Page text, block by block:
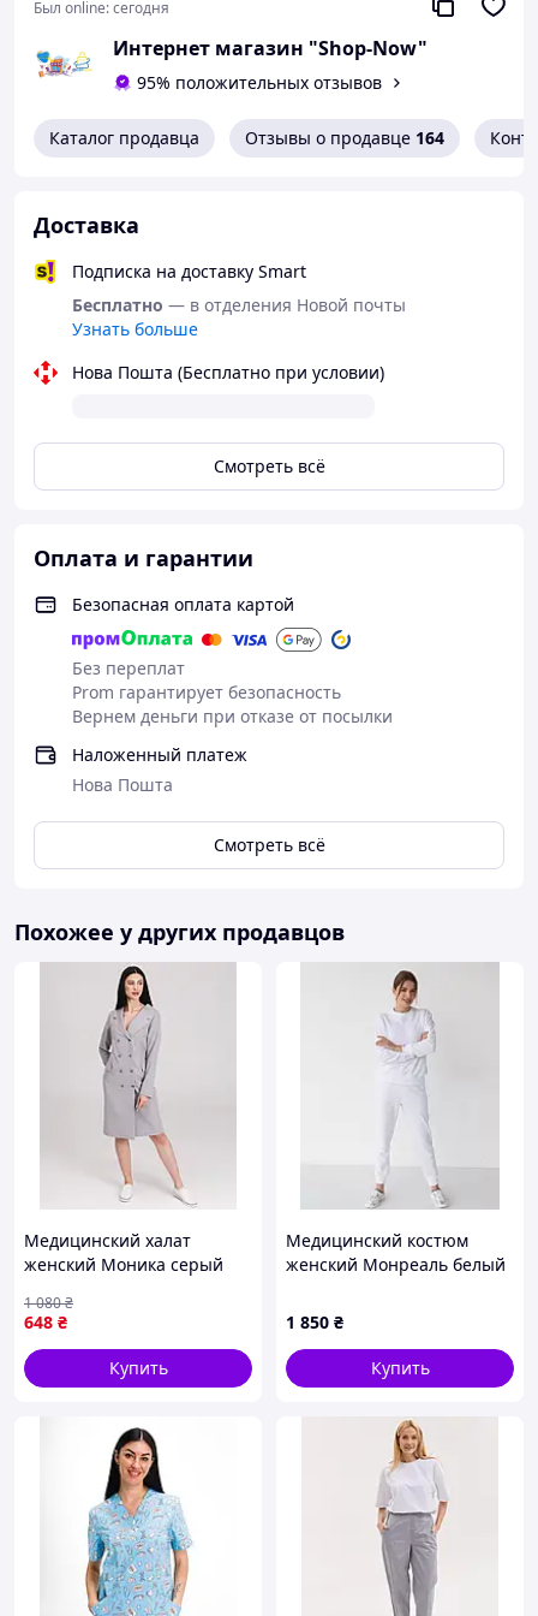
Медицинский костюм должен быть удобным и легким
для движений, чтобы обеспечить отличную
маневренность медицинскому персоналу. Обычно он
дополнительные элементы, помогающие
Был online:сегодня
Интернет магазин "Shop-Now"
95% положительных отзывов
Каталог продавца Отзывы о продавце 164
Доставка
Подписка на доставку Smart
Бесплатно — в отделения Новой почты
Узнать больше
Нова Пошта (Бесплатно при условии)
Смотреть всё
Оплата и гарантии
Безопасная оплата картой
Без переплат
Prom гарантирует безопасность
Вернем деньги при отказе от посылки
Наложенный платеж
Нова Пошта
Смотреть всё
Похожее у других продавцов
Медицинский халат
женский Моника серый
648 ₴
1 080₴
Купить
Медицинский костюм
женский Монреаль белый
1 850 ₴
Купить